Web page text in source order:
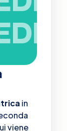
in
viene